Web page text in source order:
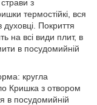
з
термостійкі, вся
духовці. Покриття
на всі види плит, в
в посудомийній
кругла
Кришка з отвором
в посудомийній